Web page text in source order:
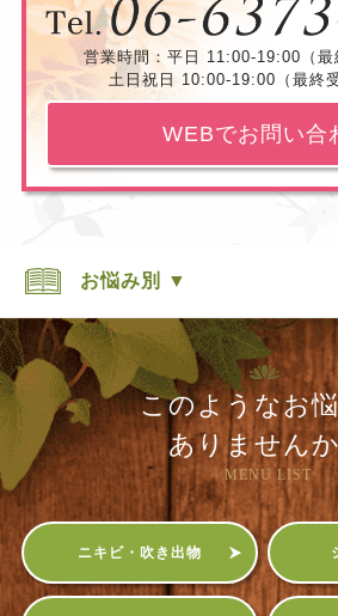
営業時間：平日 11:00-19:00（最
土日祝日 10:00-19:00（最終
WEBでお問い合
お悩み別 ▼
このようなお
ありません
MENU LIST
ニキビ・吹き出物